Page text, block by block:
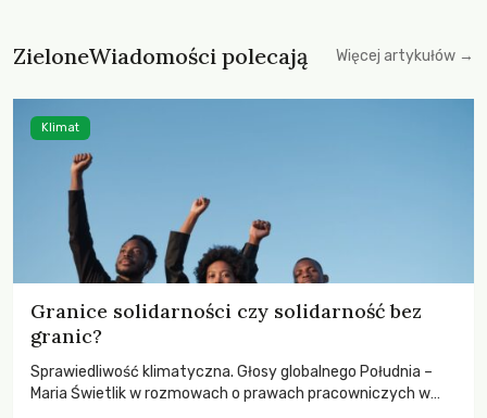
ZieloneWiadomości polecają Więcej artykułów →
Granice solidarności czy solidarność bez
granic?
Sprawiedliwość klimatyczna. Głosy globalnego Południa –
Maria Świetlik w rozmowach o prawach pracowniczych w
Klimat